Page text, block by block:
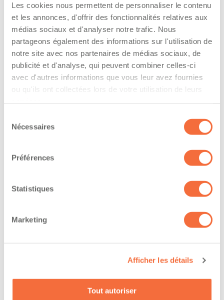
Les cookies nous permettent de personnaliser le contenu
et les annonces, d'offrir des fonctionnalités relatives aux
médias sociaux et d'analyser notre trafic. Nous
partageons également des informations sur l'utilisation de
notre site avec nos partenaires de médias sociaux, de
publicité et d'analyse, qui peuvent combiner celles-ci
avec d'autres informations que vous leur avez fournies
ou qu'ils ont collectées lors de votre utilisation de leurs
Nécessaires
Préférences
Statistiques
Marketing
Afficher les détails
Tout autoriser
Possède ses propres assurances
The driver hold a driving licence from:
quebec
Has a vehicle registered in the following
province:
quebec
The owner-operator has the ability to
work at/during :
Soir